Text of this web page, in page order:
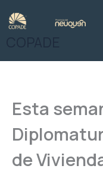
contenido
Esta
de